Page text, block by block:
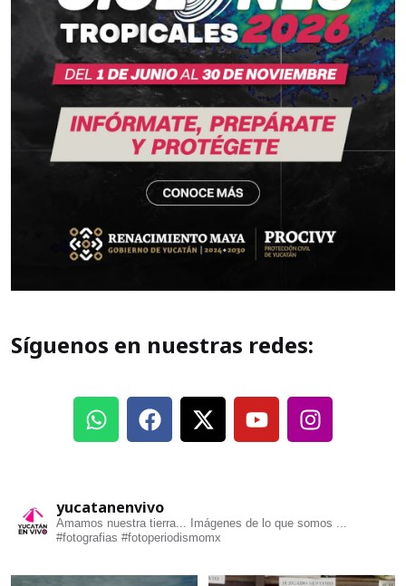
Síguenos en nuestras redes:
yucatanenvivo
Amamos nuestra tierra... Imágenes de lo que somos ...
#fotografias #fotoperiodismomx